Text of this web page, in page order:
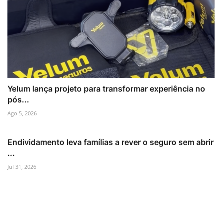
Yelum lança projeto para transformar experiência no
pós...
Ago 5, 2026
Endividamento leva famílias a rever o seguro sem abrir
...
Jul 31, 2026